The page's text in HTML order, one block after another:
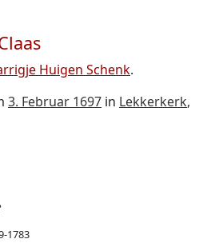
Huigen Schenk.
3. Februar 1697 in Lekkerkerk,
1783